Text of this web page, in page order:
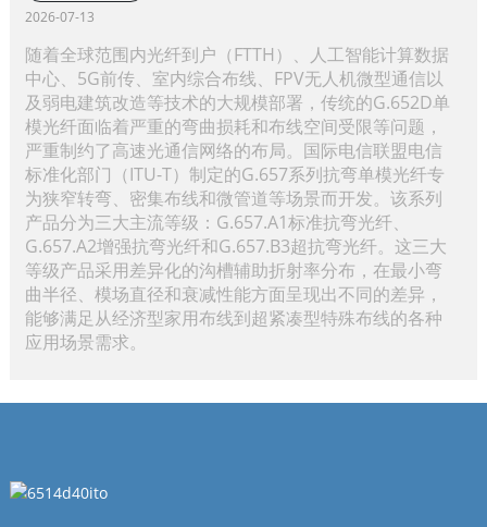
2026-07-13
随着全球范围内光纤到户（FTTH）、人工智能计算数据
中心、5G前传、室内综合布线、FPV无人机微型通信以
及弱电建筑改造等技术的大规模部署，传统的G.652D单
模光纤面临着严重的弯曲损耗和布线空间受限等问题，
严重制约了高速光通信网络的布局。国际电信联盟电信
标准化部门（ITU-T）制定的G.657系列抗弯单模光纤专
为狭窄转弯、密集布线和微管道等场景而开发。该系列
产品分为三大主流等级：G.657.A1标准抗弯光纤、
G.657.A2增强抗弯光纤和G.657.B3超抗弯光纤。这三大
等级产品采用差异化的沟槽辅助折射率分布，在最小弯
曲半径、模场直径和衰减性能方面呈现出不同的差异，
能够满足从经济型家用布线到超紧凑型特殊布线的各种
应用场景需求。